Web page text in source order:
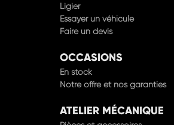
Essayer un véhicule
Faire un devis
En stock
Notre offre et nos garanties
Pièces et accessoires